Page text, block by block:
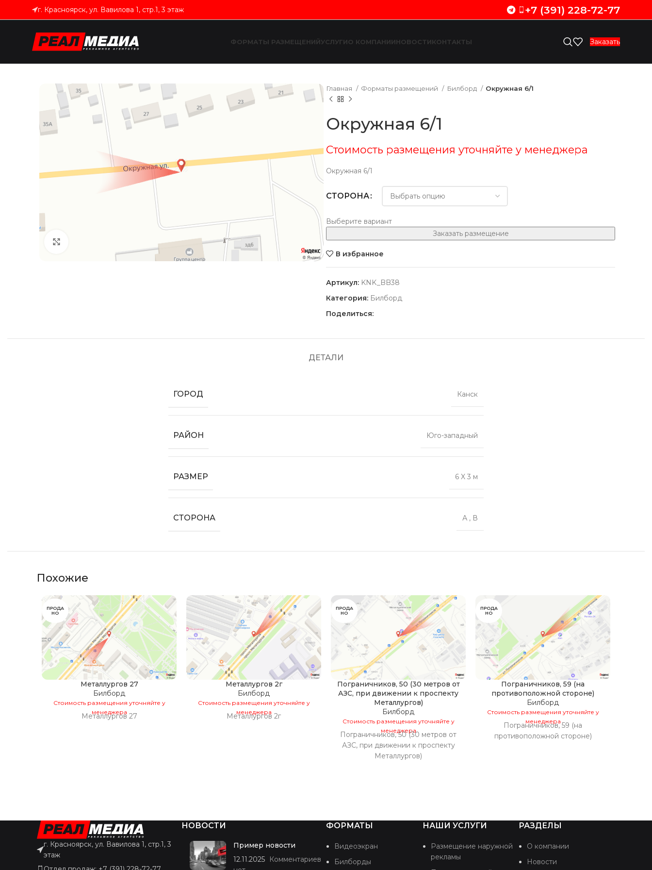
г. Красноярск, ул. Вавилова 1, стр.1, 3 этаж +7 (391) 228-72-77
ФОРМАТЫ РАЗМЕЩЕНИЙУСЛУГИО КОМПАНИИНОВОСТИКОНТАКТЫ Заказать
Главная Форматы размещений Билборд Окружная 6/1
Окружная 6/1
Стоимость размещения уточняйте у менеджера
Окружная 6/1
СТОРОНА
Выберите вариант
Заказать размещение
В избранное
Артикул: KNK_BB38
Категория: Билборд
Поделиться:
ДЕТАЛИ
ГОРОД Канск
РАЙОН Юго-западный
РАЗМЕР 6 X 3 м
СТОРОНА А , В
Похожие
ПРОДА
НО
Металлургов 27
Билборд
Стоимость размещения уточняйте у
менеджера
Металлургов 27
Металлургов 2г
Билборд
Стоимость размещения уточняйте у
менеджера
Металлургов 2г
ПРОДА
НО
Пограничников, 50 (30 метров от
АЗС, при движении к проспекту
Металлургов)
Билборд
Стоимость размещения уточняйте у
менеджера
Пограничников, 50 (30 метров от
АЗС, при движении к проспекту
Металлургов)
ПРОДА
НО
Пограничников, 59 (на
противоположной стороне)
Билборд
Стоимость размещения уточняйте у
менеджера
Пограничников, 59 (на
противоположной стороне)
г. Красноярск, ул. Вавилова 1, стр.1, 3
этаж
НОВОСТИ
Пример новости
12.11.2025
Комментариев
ФОРМАТЫ
Видеоэкран
Билборды
НАШИ УСЛУГИ
Размещение наружной
рекламы
РАЗДЕЛЫ
О компании
Новости